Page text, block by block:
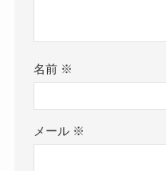
名前 ※
メール ※